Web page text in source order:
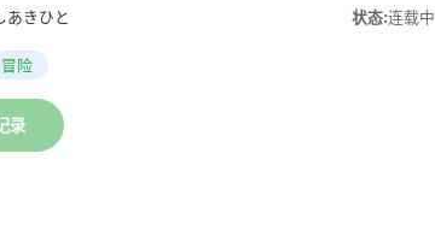
あきひと 状态:连载中
冒险
录